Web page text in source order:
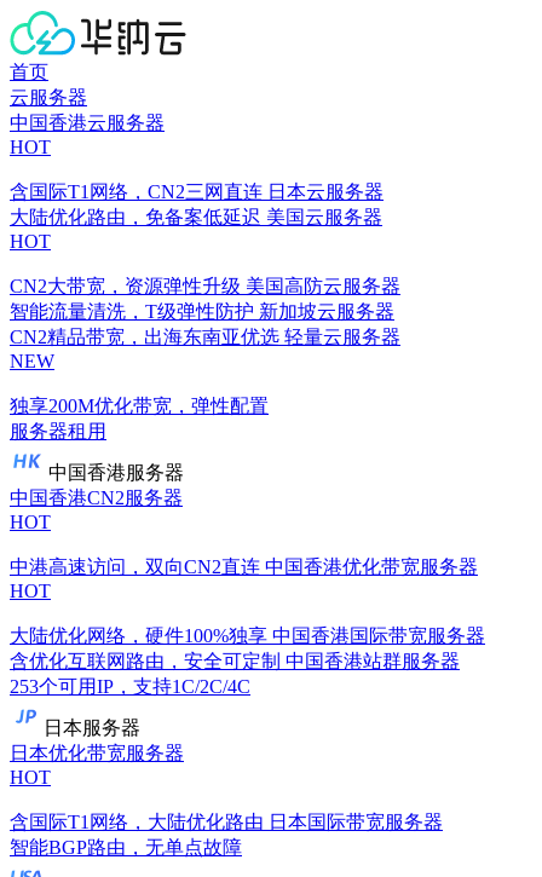
首页
云服务器
中国香港云服务器
HOT
含国际T1网络，CN2三网直连 日本云服务器
大陆优化路由，免备案低延迟 美国云服务器
HOT
CN2大带宽，资源弹性升级 美国高防云服务器
智能流量清洗，T级弹性防护 新加坡云服务器
CN2精品带宽，出海东南亚优选 轻量云服务器
NEW
独享200M优化带宽，弹性配置
服务器租用
中国香港服务器
中国香港CN2服务器
HOT
中港高速访问，双向CN2直连 中国香港优化带宽服务器
HOT
大陆优化网络，硬件100%独享 中国香港国际带宽服务器
含优化互联网路由，安全可定制 中国香港站群服务器
253个可用IP，支持1C/2C/4C
日本服务器
日本优化带宽服务器
HOT
含国际T1网络，大陆优化路由 日本国际带宽服务器
智能BGP路由，无单点故障